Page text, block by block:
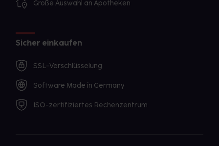
Große Auswahl an Apotheken
Sicher einkaufen
SSL-Verschlüsselung
Software Made in Germany
ISO-zertifiziertes Rechenzentrum